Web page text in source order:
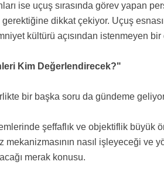
ise uçuş sırasında görev yapan
gerektiğine dikkat çekiyor. Uçuş
kültürü açısından istenmeyen
Kim Değerlendirecek?"
bir başka soru da gündeme
şeffaflık ve objektiflik büyük
mekanizmasının nasıl işleyeceği
merak konusu.